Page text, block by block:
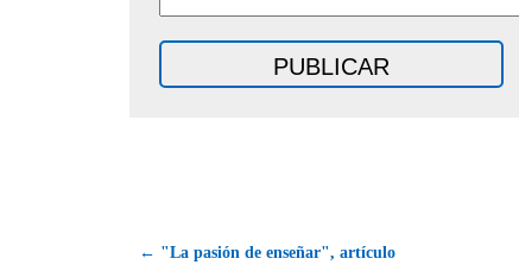
← "La pasión de enseñar", artículo